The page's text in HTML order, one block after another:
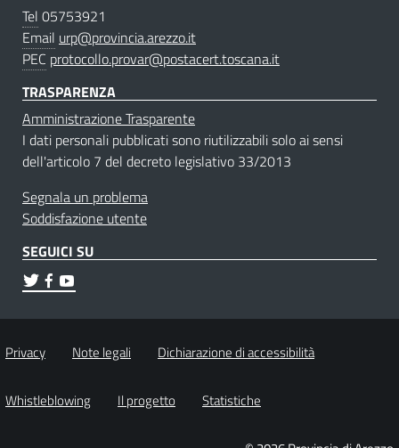
Tel 05753921
Email urp@provincia.arezzo.it
PEC protocollo.provar@postacert.toscana.it
TRASPARENZA
Amministrazione Trasparente
I dati personali pubblicati sono riutilizzabili solo ai sensi
dell'articolo 7 del decreto legislativo 33/2013
Segnala un problema
Soddisfazione utente
SEGUICI SU
Privacy Note legali Dichiarazione di accessibilità
Whistleblowing Il progetto Statistiche